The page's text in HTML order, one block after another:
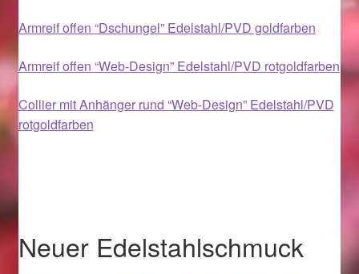
Halloween Schmuck online kaufen 2017
Im Gedenken an
Karneval 2015 – Schmuck zu Fasching & Co.
Karneval 2019 – Schmuck zu Fasching & Co.
Armreif offen “Dschungel” Edelstahl/PVD goldfarben
Armreif offen “Web-Design” Edelstahl/PVD rotgoldfarben
Collier mit Anhänger rund “Web-Design” Edelstahl/PVD
rotgoldfarben
Neuer Edelstahlschmuck